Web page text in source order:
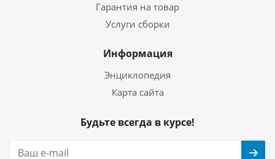
Гарантия на товар
Услуги сборки
Информация
Энциклопедия
Карта сайта
Будьте всегда в курсе!